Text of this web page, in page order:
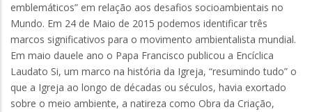
emblemáticos” em relação aos desafios socioambientais no
Mundo. Em 24 de Maio de 2015 podemos identificar três
marcos significativos para o movimento ambientalista mundial.
Em maio dauele ano o Papa Francisco publicou a Encíclica
Laudato Si, um marco na história da Igreja, “resumindo tudo” o
que a Igreja ao longo de décadas ou séculos, havia exortado
sobre o meio ambiente, a natireza como Obra da Criação,